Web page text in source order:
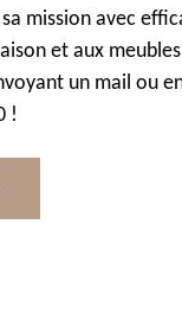
mission avec
et aux
un mail ou
!